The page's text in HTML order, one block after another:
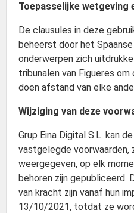
Toepasselijke wetgeving
De clausules in deze
beheerst door het
onderwerpen zich
tribunalen van Figueres
doen afstand van elke
Wijziging van deze
Grup Eina Digital S.L. kan
vastgelegde voorwaarden,
weergegeven, op elk
behoren zijn gepubliceerd.
van kracht zijn vanaf hun
13/10/2021, totdat ze